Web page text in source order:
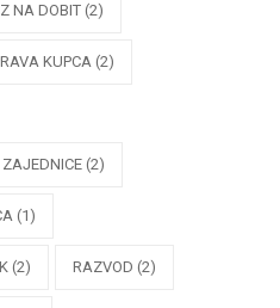
NA DOBIT (2)
KUPCA(2)
(2)
(1)
(2) RAZVOD (2)